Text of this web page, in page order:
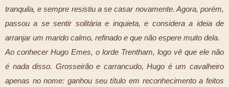
tranquila, e sempre resistiu a se casar novamente. Agora, porém,
passou a se sentir solitária e inquieta, e considera a ideia de
arranjar um marido calmo, refinado e que não espere muito dela.
Ao conhecer Hugo Emes, o lorde Trentham, logo vê que ele não
é nada disso. Grosseirão e carrancudo, Hugo é um cavalheiro
apenas no nome: ganhou seu título em reconhecimento a feitos